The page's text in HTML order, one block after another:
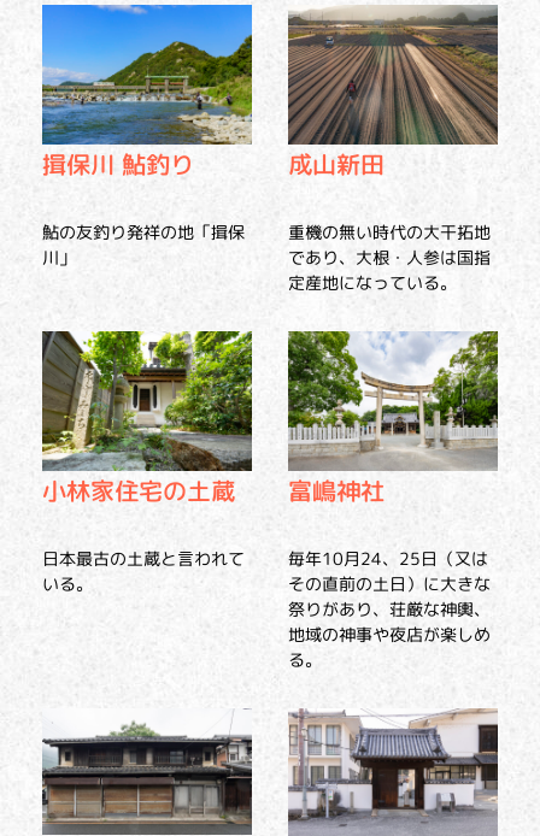
揖保川 鮎釣り
鮎の友釣り発祥の地「揖保
川」
成山新田
重機の無い時代の大干拓地
であり、大根・人参は国指
定産地になっている。
小林家住宅の土蔵
日本最古の土蔵と言われて
いる。
富嶋神社
毎年10月24、25日（又は
その直前の土日）に大きな
祭りがあり、荘厳な神輿、
地域の神事や夜店が楽しめ
る。